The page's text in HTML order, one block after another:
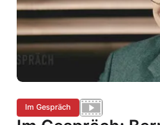
Im Gespräch